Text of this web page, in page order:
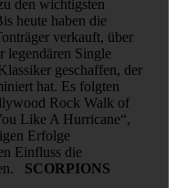
den wichtigsten
heute haben die
verkauft, über
legendären Single
geschaffen, der
hat. Es folgten
Rock Walk of
Like A Hurricane“,
Erfolge
Einfluss die
SCORPIONS